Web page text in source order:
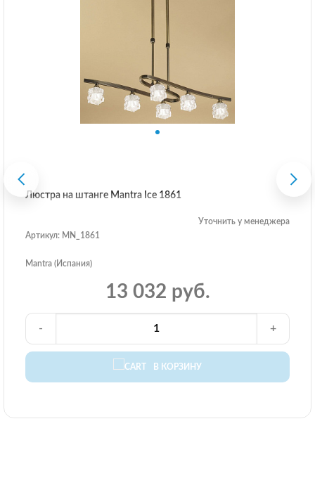
Люстра на штанге Mantra Ice 1861
Уточнить у менеджера
Артикул: MN_1861
Mantra (Испания)
13 032 руб.
В КОРЗИНУ
- +